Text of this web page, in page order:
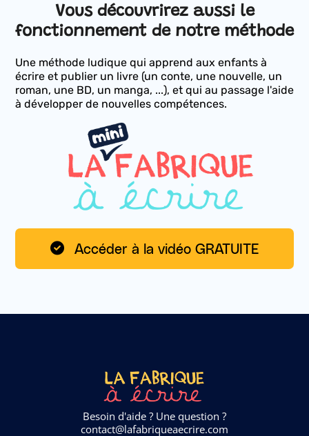
Vous découvrirez aussi le
fonctionnement de notre méthode
Une méthode ludique qui apprend aux enfants à
écrire et publier un livre (un conte, une nouvelle, un
roman, une BD, un manga, ...), et qui au passage l'aide
à développer de nouvelles compétences.
Accéder à la vidéo GRATUITE
Besoin d'aide ? Une question ?
contact@lafabriqueaecrire.com